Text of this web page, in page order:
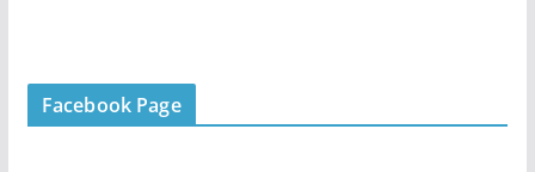
Facebook Page